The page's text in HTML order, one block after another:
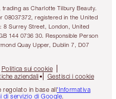
as Charlotte Tilbury Beauty.
08037372, registered in the United
8 Surrey Street, London, United
144 0736 30. Responsible Person
Quay Upper, Dublin 7, D07
Politica sui cookie
aziendali
Gestisci i cookie
regolato in base all'Informativa
di servizio di Google.